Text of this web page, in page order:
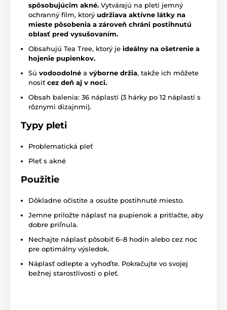
spôsobujúcim akné. Vytvárajú na pleti jemný
ochranný film, ktorý udržiava aktívne látky na
mieste pôsobenia a zároveň chráni postihnutú
oblasť pred vysušovaním.
Obsahujú Tea Tree, ktorý je ideálny na ošetrenie a
hojenie pupienkov.
Sú vodoodolné a výborne držia, takže ich môžete
nosiť cez deň aj v noci.
Obsah balenia: 36 náplastí (3 hárky po 12 náplastí s
rôznymi dizajnmi).
Typy pleti
Problematická pleť
Pleť s akné
Použitie
Dôkladne očistite a osušte postihnuté miesto.
Jemne priložte náplasť na pupienok a pritlačte, aby
dobre priľnula.
Nechajte náplasť pôsobiť 6–8 hodín alebo cez noc
pre optimálny výsledok.
Náplasť odlepte a vyhoďte. Pokračujte vo svojej
bežnej starostlivosti o pleť.